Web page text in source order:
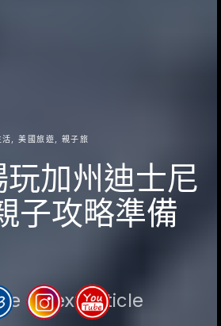
活 美國旅遊 親子旅
加州迪士尼
子攻略準備
Next article